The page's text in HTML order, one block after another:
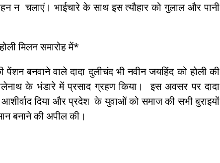
न चलाएं। भाईचारे के साथ इस त्यौहार को गुलाल और पानी
मिलन समारोह में*
बनवाने वाले दादा दुलीचंद भी नवीन जयहिंद को होली की
के भंडारे में प्रसाद ग्रहण किया। इस अवसर पर दादा
दिया और प्रदेश के युवाओं को समाज की सभी बुराइयों
बनाने की अपील की।